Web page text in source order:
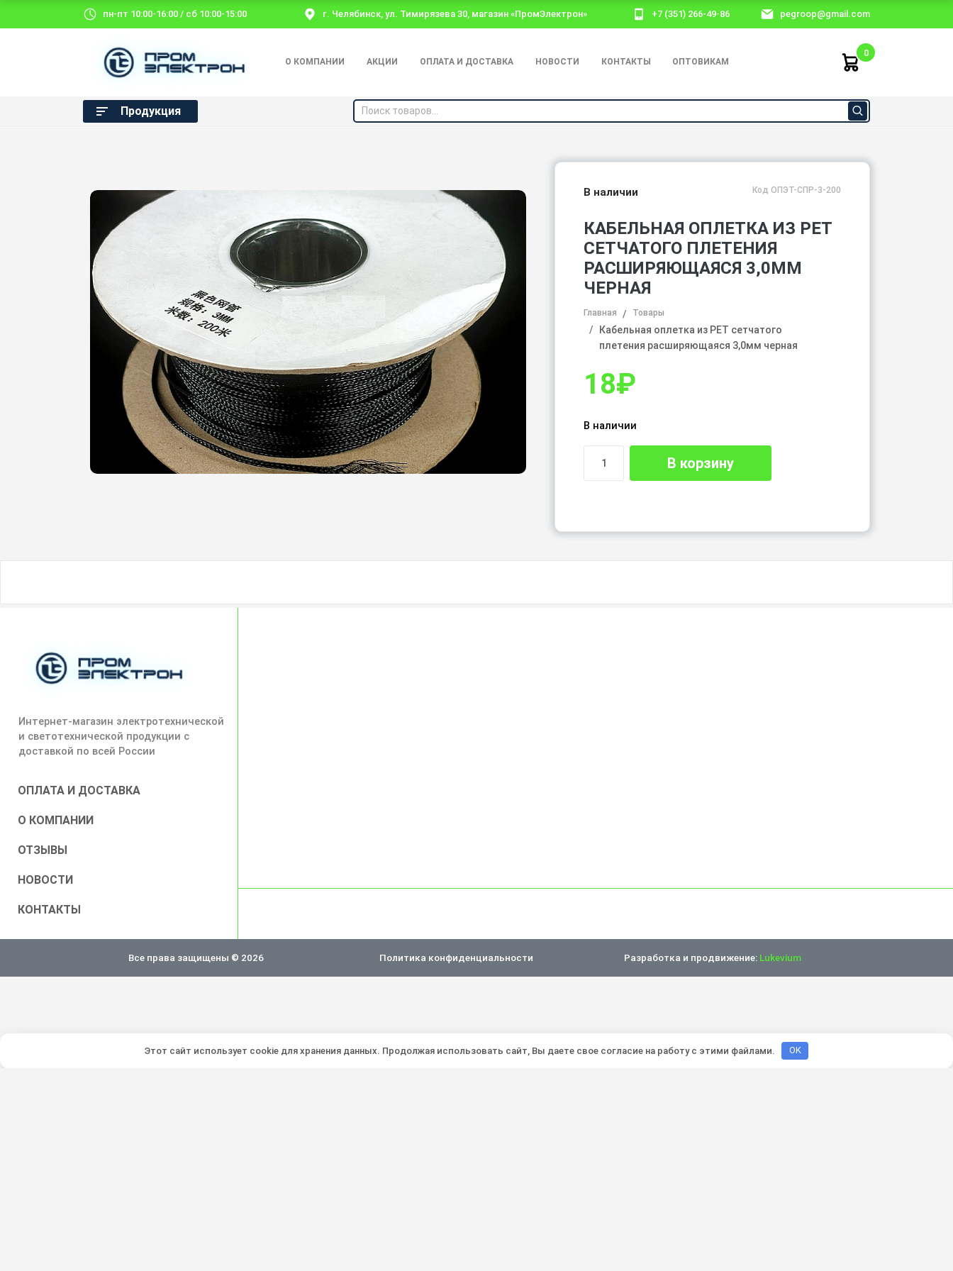
пн-пт 10:00-16:00 / сб 10:00-15:00 г. Челябинск, ул. Тимирязева 30, магазин «ПромЭлектрон» +7 (351) 266-49-86 pegroop@gmail.com
О КОМПАНИИ АКЦИИ ОПЛАТА И ДОСТАВКА НОВОСТИ КОНТАКТЫ ОПТОВИКАМ
0
Продукция
В наличии Код ОПЭТ-СПР-3-200
КАБЕЛЬНАЯ ОПЛЕТКА ИЗ PET
СЕТЧАТОГО ПЛЕТЕНИЯ
РАСШИРЯЮЩАЯСЯ 3,0ММ
ЧЕРНАЯ
Главная Товары
Кабельная оплетка из PET сетчатого
плетения расширяющаяся 3,0мм черная
18₽
В наличии
В корзину
Интернет-магазин электротехнической
и светотехнической продукции с
доставкой по всей России
ОПЛАТА И ДОСТАВКА
О КОМПАНИИ
ОТЗЫВЫ
НОВОСТИ
КОНТАКТЫ
Все права защищены © 2026 Политика конфиденциальности Разработка и продвижение: Lukevium
Этот сайт использует cookie для хранения данных. Продолжая использовать сайт, Вы даете свое согласие на работу с этими файлами. OK